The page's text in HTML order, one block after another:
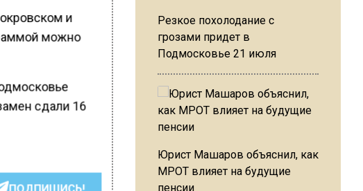
и
можно
сдали 16
Резкое похолодание с
грозами придет в
Подмосковье 21 июля
Юрист Машаров объяснил, как
МРОТ влияет на будущие
пенсии